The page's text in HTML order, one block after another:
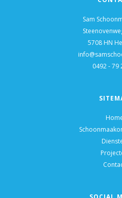
Sam
5708 HN
0492 - 79